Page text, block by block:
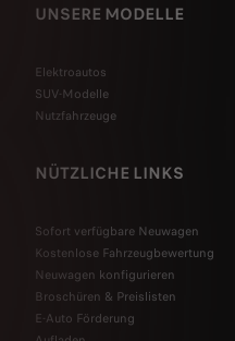
UNSERE MODELLE
Elektroautos
SUV-Modelle
Nutzfahrzeuge
NÜTZLICHE LINKS
Sofort verfügbare Neuwagen
Kostenlose Fahrzeugbewertung
Neuwagen konfigurieren
Broschüren & Preislisten
E-Auto Förderung